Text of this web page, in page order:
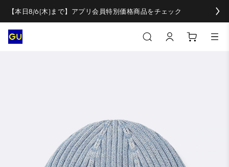
【本日8/6(木)まで】アプリ会員特別価格商品をチェック